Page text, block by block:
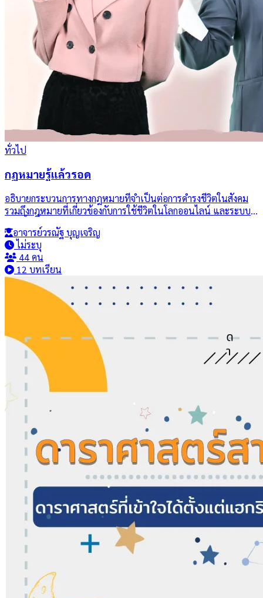
ทั่วไป
กฎหมายรู้แล้วรอด
อธิบายกระบวนการทางกฎหมายที่จำเป็นต่อการดำรงชีวิตในสังคม
รวมถึงกฎหมายที่เกี่ยวข้องกับการใช้ชีวิตในโลกออนไลน์ และระบบ
การแก้ไขข้อพิพาท เพื่อนำความรู้ไปประยุกต์ใช้ในการจัดการปัญหา
ที่เกิดขึ้นในชีวิตประจำวันได้อย่างเหมาะสมและถูกต้องตามกฎหมาย
อาจารย์วรณัฐ บุญเจริญ
ไม่ระบุ
44 คน
12 บทเรียน